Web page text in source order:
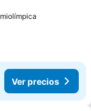
Ver precios